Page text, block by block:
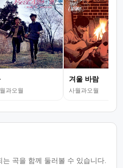
과오월
겨울 바람
사월과오월
곡을 함께 둘러볼 수 있습니다.